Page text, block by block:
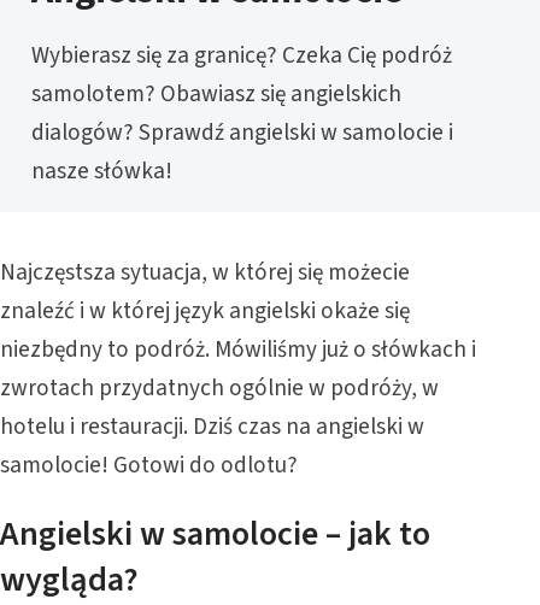
Wybierasz się za granicę? Czeka Cię podróż
samolotem? Obawiasz się angielskich
dialogów? Sprawdź angielski w samolocie i
nasze słówka!
Najczęstsza sytuacja, w której się możecie
znaleźć i w której język angielski okaże się
niezbędny to podróż. Mówiliśmy już o słówkach i
zwrotach przydatnych ogólnie w podróży, w
hotelu i restauracji. Dziś czas na angielski w
samolocie! Gotowi do odlotu?
Angielski w samolocie – jak to
wygląda?